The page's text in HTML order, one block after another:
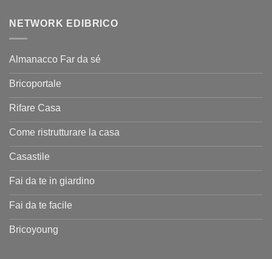
NETWORK EDIBRICO
Almanacco Far da sé
Bricoportale
Rifare Casa
Come ristrutturare la casa
Casastile
Fai da te in giardino
Fai da te facile
Bricoyoung